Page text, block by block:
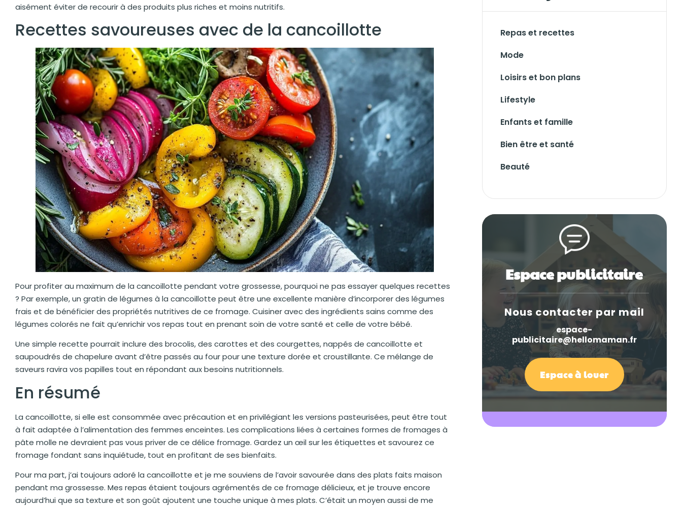
aisément éviter de recourir à des produits plus riches et moins nutritifs.
Recettes savoureuses avec de la cancoillotte
Pour profiter au maximum de la cancoillotte pendant votre grossesse, pourquoi ne pas essayer quelques recettes
? Par exemple, un gratin de légumes à la cancoillotte peut être une excellente manière d’incorporer des légumes
frais et de bénéficier des propriétés nutritives de ce fromage. Cuisiner avec des ingrédients sains comme des
légumes colorés ne fait qu’enrichir vos repas tout en prenant soin de votre santé et celle de votre bébé.
Une simple recette pourrait inclure des brocolis, des carottes et des courgettes, nappés de cancoillotte et
saupoudrés de chapelure avant d’être passés au four pour une texture dorée et croustillante. Ce mélange de
saveurs ravira vos papilles tout en répondant aux besoins nutritionnels.
En résumé
La cancoillotte, si elle est consommée avec précaution et en privilégiant les versions pasteurisées, peut être tout
à fait adaptée à l’alimentation des femmes enceintes. Les complications liées à certaines formes de fromages à
pâte molle ne devraient pas vous priver de ce délice fromage. Gardez un œil sur les étiquettes et savourez ce
fromage fondant sans inquiétude, tout en profitant de ses bienfaits.
Pour ma part, j’ai toujours adoré la cancoillotte et je me souviens de l’avoir savourée dans des plats faits maison
pendant ma grossesse. Mes repas étaient toujours agrémentés de ce fromage délicieux, et je trouve encore
aujourd’hui que sa texture et son goût ajoutent une touche unique à mes plats. C’était un moyen aussi de me
Repas et recettes
Mode
Loisirs et bon plans
Lifestyle
Enfants et famille
Bien être et santé
Beauté
Espace publicitaire
Nous contacter par mail
espace-
publicitaire@hellomaman.fr
Espace à louer